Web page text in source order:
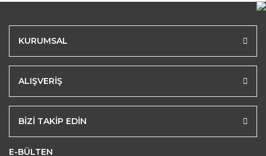
KURUMSAL
ALIŞVERİŞ
BİZİ TAKİP EDİN
E-BÜLTEN